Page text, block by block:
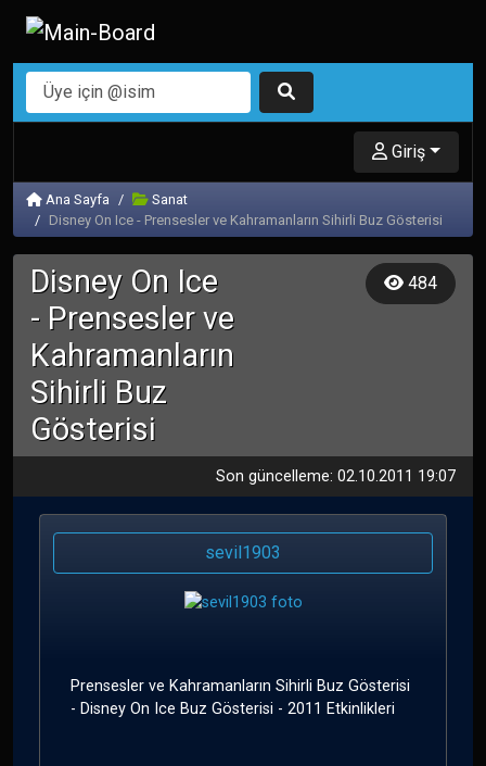
Giriş
Ana Sayfa
Sanat
Disney On Ice - Prensesler ve Kahramanların Sihirli Buz Gösterisi
Disney On Ice
- Prensesler ve
Kahramanların
Sihirli Buz
Gösterisi
484
Son güncelleme: 02.10.2011 19:07
sevil1903
Prensesler ve Kahramanların Sihirli Buz Gösterisi
- Disney On Ice Buz Gösterisi - 2011 Etkinlikleri